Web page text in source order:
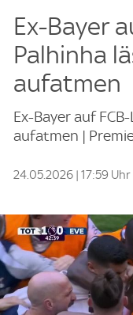
Ex-Bayer
Palhinha
aufatmen
Ex-Bayer auf
aufatmen |
24.05.2026 | 17:59 Uhr